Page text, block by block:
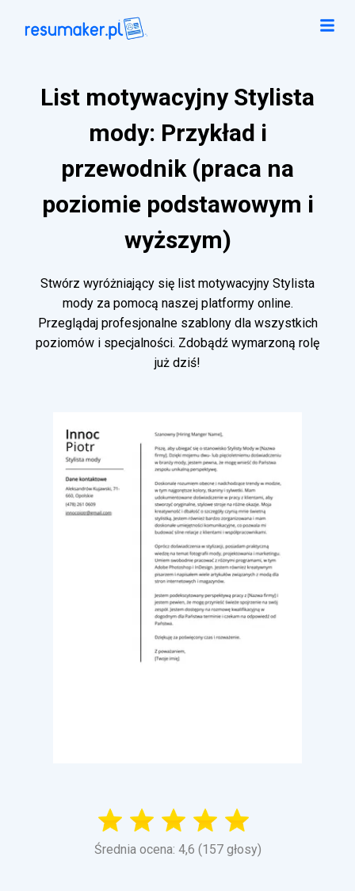
List motywacyjny Stylista
mody: Przykład i
przewodnik (praca na
poziomie podstawowym i
wyższym)
Stwórz wyróżniający się list motywacyjny Stylista
mody za pomocą naszej platformy online.
Przeglądaj profesjonalne szablony dla wszystkich
poziomów i specjalności. Zdobądź wymarzoną rolę
już dziś!
Średnia ocena: 4,6 (157 głosy)